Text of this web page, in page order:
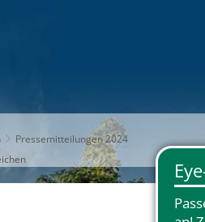
Pressemitteilungen 2024